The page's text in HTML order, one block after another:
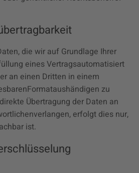
die wir auf Grundlage Ihrer
eines Vertragsautomatisiert
an einen Dritten in einem
zu
Übertragung der Daten an
erfolgt dies nur,
ist.